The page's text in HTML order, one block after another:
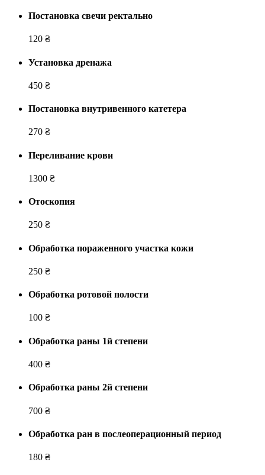
Постановка свечи ректально
120 ₴
Установка дренажа
450 ₴
Постановка внутривенного катетера
270 ₴
Переливание крови
1300 ₴
Отоскопия
250 ₴
Обработка пораженного участка кожи
250 ₴
Обработка ротовой полости
100 ₴
Обработка раны 1й степени
400 ₴
Обработка раны 2й степени
700 ₴
Обработка ран в послеоперационный период
180 ₴